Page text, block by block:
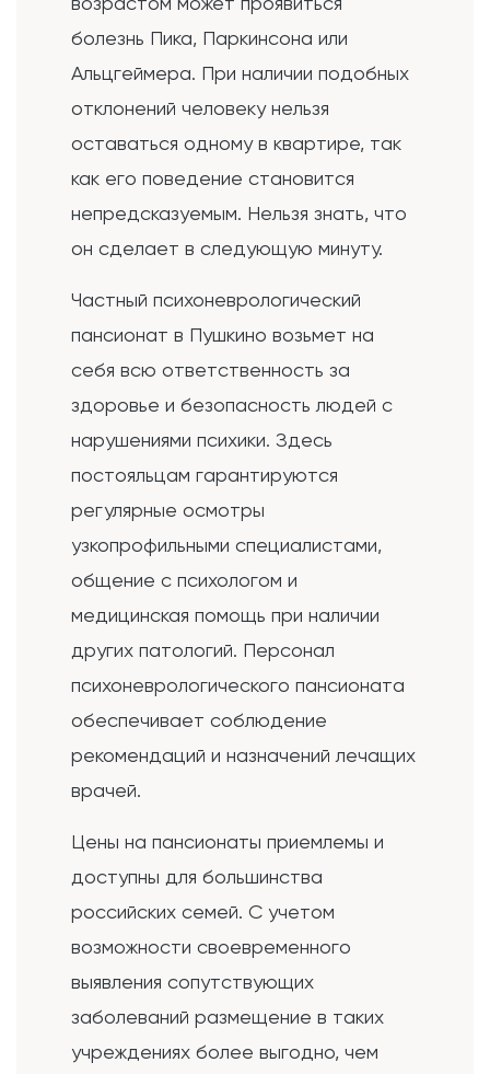
болезнь Пика, Паркинсона или
Альцгеймера. При наличии подобных
отклонений человеку нельзя
оставаться одному в квартире, так
как его поведение становится
непредсказуемым. Нельзя знать, что
он сделает в следующую минуту.
Частный психоневрологический
пансионат в Пушкино возьмет на
себя всю ответственность за
здоровье и безопасность людей с
нарушениями психики. Здесь
постояльцам гарантируются
регулярные осмотры
узкопрофильными специалистами,
общение с психологом и
медицинская помощь при наличии
других патологий. Персонал
психоневрологического пансионата
обеспечивает соблюдение
рекомендаций и назначений лечащих
врачей.
Цены на пансионаты приемлемы и
доступны для большинства
российских семей. С учетом
возможности своевременного
выявления сопутствующих
заболеваний размещение в таких
учреждениях более выгодно, чем